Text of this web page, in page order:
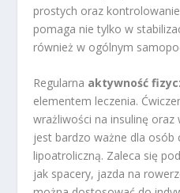
prostych oraz
pomaga nie tylko w
również w ogólnym
Regularna aktywność
elementem leczenia.
wrażliwości na insulinę oraz
jest bardzo ważne dla osób
lipoatroliczną. Zaleca się
jak spacery, jazda na